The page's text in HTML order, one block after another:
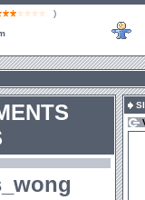
)